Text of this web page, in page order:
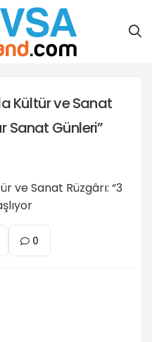
Kültür ve Sanat
Sanat Günleri”
0